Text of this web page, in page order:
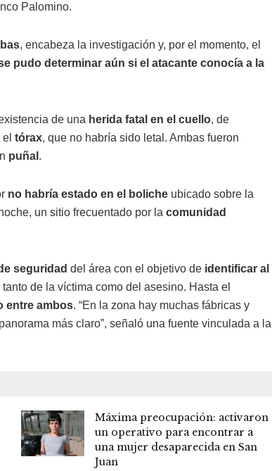
Palomino.
, encabeza la investigación y, por el momento, el
pudo determinar aún si el atacante conocía a la
de una herida fatal en el cuello, de
tórax, que no habría sido letal. Ambas fueron
puñal .
no habría estado en el boliche ubicado sobre la
un sitio frecuentado por la comunidad
seguridad del área con el objetivo de identificar al
de la víctima como del asesino. Hasta el
entre ambos. “En la zona hay muchas fábricas y
más claro”, señaló una fuente vinculada a la
Máxima preocupación: activaron
un operativo para encontrar a
una mujer desaparecida en San
Juan